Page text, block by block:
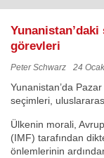
Yunanistan’daki
görevleri
Peter Schwarz 24
Yunanistan’da
seçimleri,
Ülkenin morali,
(IMF) tarafından
önlemlerinin